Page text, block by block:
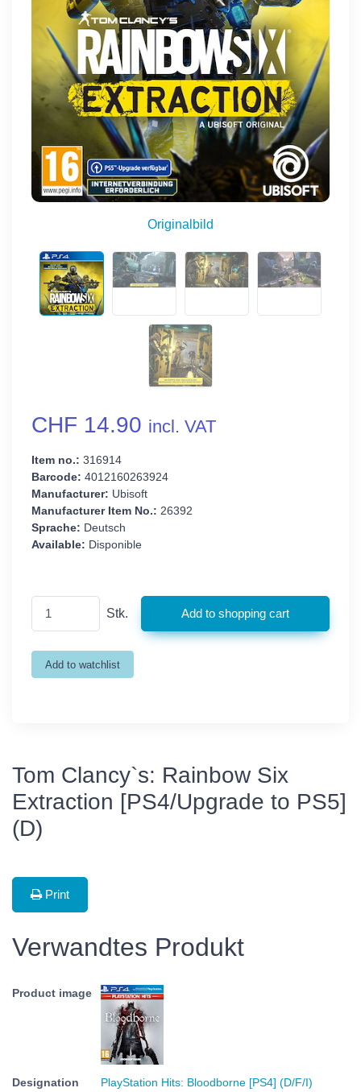
Originalbild
CHF 14.90 incl. VAT
Item no.: 316914
Barcode: 4012160263924
Manufacturer: Ubisoft
Manufacturer Item No.: 26392
Sprache: Deutsch
Available: Disponible
Stk.
Tom Clancy`s: Rainbow Six
Extraction [PS4/Upgrade to PS5]
(D)
Print
Verwandtes Produkt
PlayStation Hits: Bloodborne [PS4] (D/F/I)